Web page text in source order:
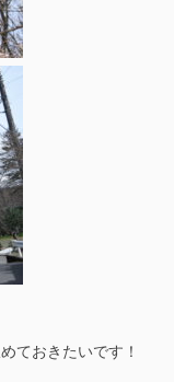
ておきたいです！